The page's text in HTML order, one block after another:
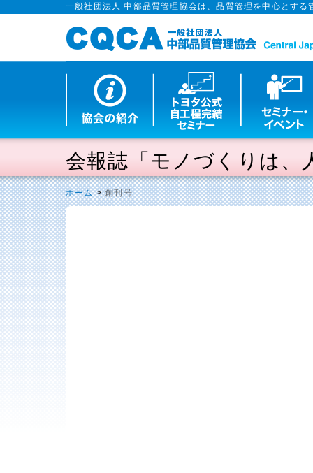
一般社団法人 中部品質管理協会は、品質管理を中心とす
会報誌「モノづくりは、
ホーム>創刊号